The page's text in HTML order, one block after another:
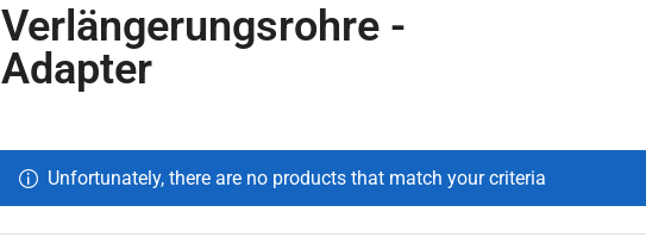
Verlängerungsrohre -
Adapter
Unfortunately, there are no products that match your criteria